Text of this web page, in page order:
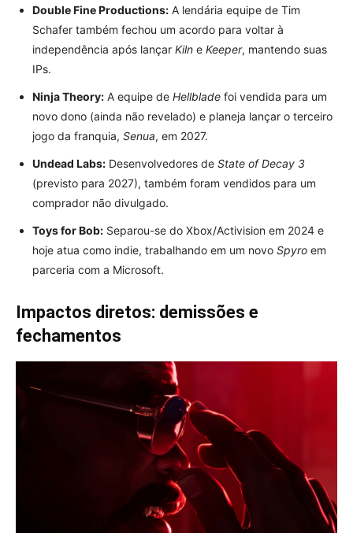
Double Fine Productions: A lendária equipe de Tim
Schafer também fechou um acordo para voltar à
independência após lançar Kiln e Keeper, mantendo suas
IPs.
Ninja Theory: A equipe de Hellblade foi vendida para um
novo dono (ainda não revelado) e planeja lançar o terceiro
jogo da franquia, Senua, em 2027.
Undead Labs: Desenvolvedores de State of Decay 3
(previsto para 2027), também foram vendidos para um
comprador não divulgado.
Toys for Bob: Separou-se do Xbox/Activision em 2024 e
hoje atua como indie, trabalhando em um novo Spyro em
parceria com a Microsoft.
Impactos diretos: demissões e
fechamentos